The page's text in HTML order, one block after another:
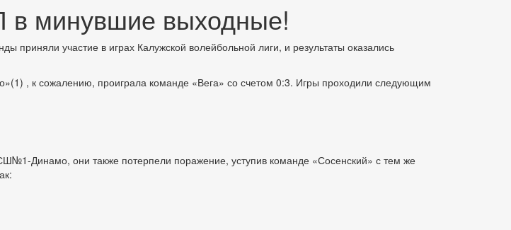
в минувшие выходные!
приняли участие в играх Калужской волейбольной лиги, и результаты оказались
, к сожалению, проиграла команде «Вега» со счетом 0:3. Игры проходили следующим
Динамо, они также потерпели поражение, уступив команде «Сосенский» с тем же